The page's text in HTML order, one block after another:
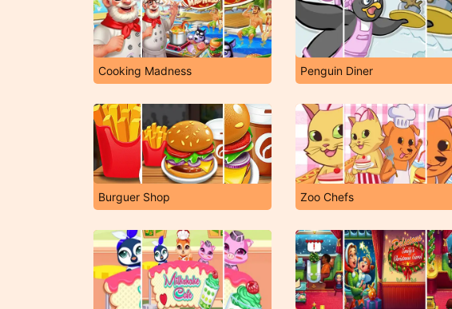
Cooking Madness Penguin Diner
Burguer Shop Zoo Chefs